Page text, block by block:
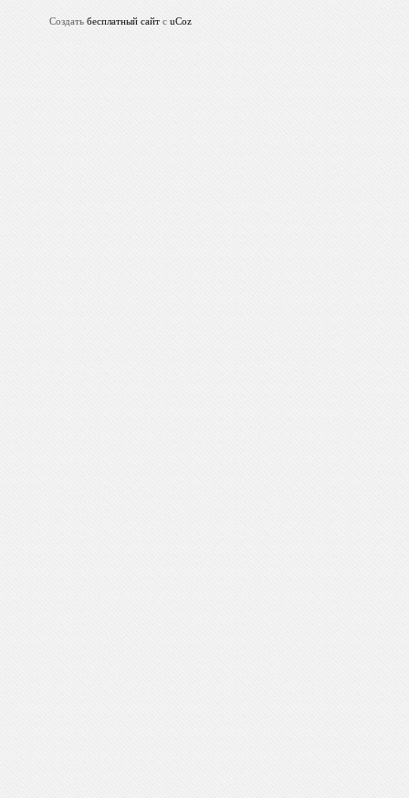
Создать бесплатный сайт с uCoz